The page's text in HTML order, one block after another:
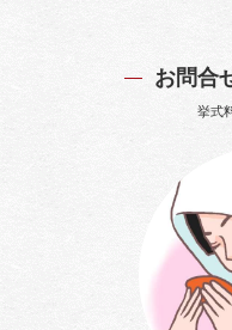
お問合
挙式